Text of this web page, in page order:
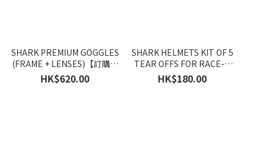
SHARK PREMIUM GOGGLES
(FRAME + LENSES)【訂購前
請先WhatsApp (852) 6461
2698 查詢】
HK$620.00
SHARK HELMETS KIT OF 5
TEAR OFFS FOR RACE-R
PRO HELMET
HK$180.00